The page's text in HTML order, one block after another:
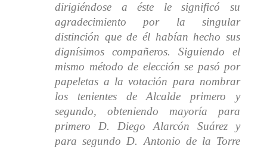
dirigiéndose a éste le significó su
agradecimiento por la singular
distinción que de él habían hecho sus
dignísimos compañeros. Siguiendo el
mismo método de elección se pasó por
papeletas a la votación para nombrar
los tenientes de Alcalde primero y
segundo, obteniendo mayoría para
primero D. Diego Alarcón Suárez y
para segundo D. Antonio de la Torre